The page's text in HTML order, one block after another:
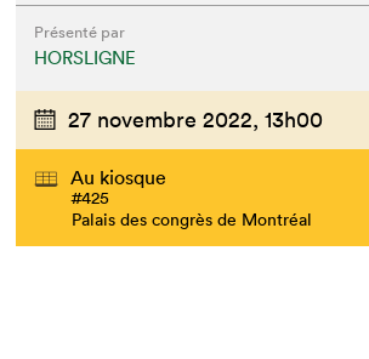
Présenté par
HORSLIGNE
27 novembre 2022, 13h00
Au kiosque
#425
Palais des congrès de Montréal